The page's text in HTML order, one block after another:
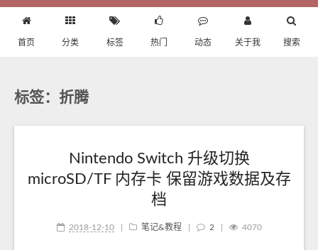
首页 分类 标签 热门 动态 关于我 搜索
标签：折腾
Nintendo Switch 升级切换
microSD/TF 内存卡 保留游戏数据及存
档
2018-12-10 笔记&教程 2 4070